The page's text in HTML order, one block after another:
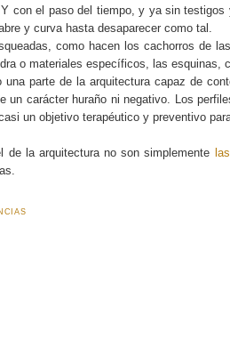
con el paso del tiempo, y ya sin
y curva hasta desaparecer como tal.
como hacen los cachorros de
o materiales específicos, las esquinas,
parte de la arquitectura capaz de
carácter huraño ni negativo. Los
un objetivo terapéutico y preventivo
la arquitectura no son simplemente